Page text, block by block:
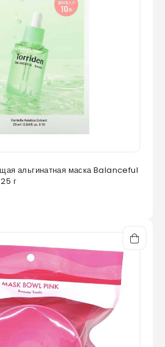
альгинатная маска Balanceful
г